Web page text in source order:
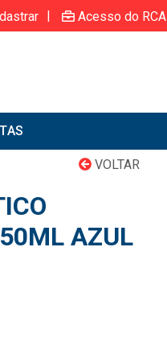
| Acesso do RCA
VOLTAR
AZUL